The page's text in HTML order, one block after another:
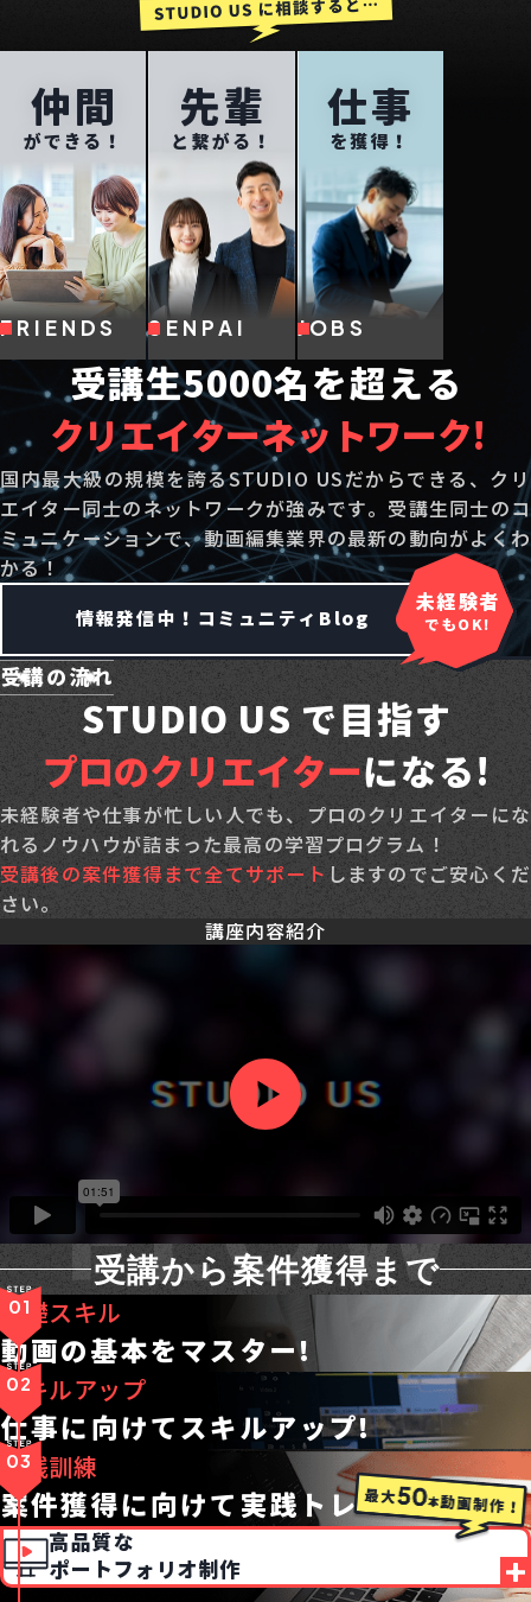
仲間
ができる！
FRIENDS
先輩
と繋がる！
SENPAI
仕事
を獲得！
JOBS
受講生5000名を超える
クリエイターネットワーク!
国内最大級の規模を誇るSTUDIO USだからできる、クリ
エイター同士のネットワークが強みです。 受講生同士のコ
ミュニケーションで、動画編集業界の最新の動向がよくわ
かる！
情報発信中！コミュニティBlog
まずは無料で相談してみる
受講の流れ
STUDIO US で目指す
プロのクリエイターになる!
未経験者
でもOK!
未経験者や仕事が忙しい人でも、プロのクリエイターにな
れるノウハウが詰まった最高の学習プログラム！
受講後の案件獲得まで全てサポート しますのでご安心くだ
さい。
講座内容紹介
受講から案件獲得まで
FLOW
01
基礎スキル
動画の基本をマスター!
02
スキルアップ
仕事に向けてスキルアップ!
03
実践訓練
案件獲得に向けて実践トレーニング!
高品質な
ポートフォリオ制作